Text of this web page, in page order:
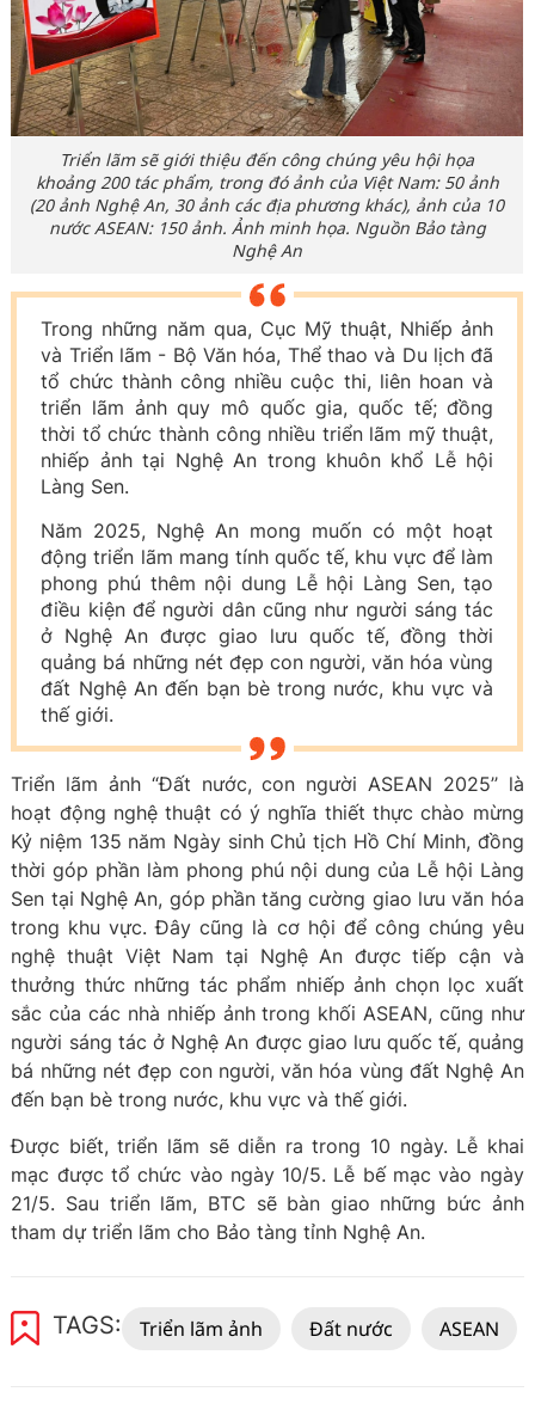
Triển lãm sẽ giới thiệu đến công chúng yêu hội họa
khoảng 200 tác phẩm, trong đó ảnh của Việt Nam: 50 ảnh
(20 ảnh Nghệ An, 30 ảnh các địa phương khác), ảnh của 10
nước ASEAN: 150 ảnh. Ảnh minh họa. Nguồn Bảo tàng
Nghệ An
Trong những năm qua, Cục Mỹ thuật, Nhiếp ảnh
và Triển lãm - Bộ Văn hóa, Thể thao và Du lịch đã
tổ chức thành công nhiều cuộc thi, liên hoan và
triển lãm ảnh quy mô quốc gia, quốc tế; đồng
thời tổ chức thành công nhiều triển lãm mỹ thuật,
nhiếp ảnh tại Nghệ An trong khuôn khổ Lễ hội
Làng Sen.
Năm 2025, Nghệ An mong muốn có một hoạt
động triển lãm mang tính quốc tế, khu vực để làm
phong phú thêm nội dung Lễ hội Làng Sen, tạo
điều kiện để người dân cũng như người sáng tác
ở Nghệ An được giao lưu quốc tế, đồng thời
quảng bá những nét đẹp con người, văn hóa vùng
đất Nghệ An đến bạn bè trong nước, khu vực và
thế giới.
Triển lãm ảnh “Đất nước, con người ASEAN 2025’’ là
hoạt động nghệ thuật có ý nghĩa thiết thực chào mừng
Kỷ niệm 135 năm Ngày sinh Chủ tịch Hồ Chí Minh, đồng
thời góp phần làm phong phú nội dung của Lễ hội Làng
Sen tại Nghệ An, góp phần tăng cường giao lưu văn hóa
trong khu vực. Đây cũng là cơ hội để công chúng yêu
nghệ thuật Việt Nam tại Nghệ An được tiếp cận và
thưởng thức những tác phẩm nhiếp ảnh chọn lọc xuất
sắc của các nhà nhiếp ảnh trong khối ASEAN, cũng như
người sáng tác ở Nghệ An được giao lưu quốc tế, quảng
bá những nét đẹp con người, văn hóa vùng đất Nghệ An
đến bạn bè trong nước, khu vực và thế giới.
Được biết, triển lãm sẽ diễn ra trong 10 ngày. Lễ khai
mạc được tổ chức vào ngày 10/5. Lễ bế mạc vào ngày
21/5. Sau triển lãm, BTC sẽ bàn giao những bức ảnh
tham dự triển lãm cho Bảo tàng tỉnh Nghệ An.
TAGS: Triển lãm ảnh Đất nước ASEAN